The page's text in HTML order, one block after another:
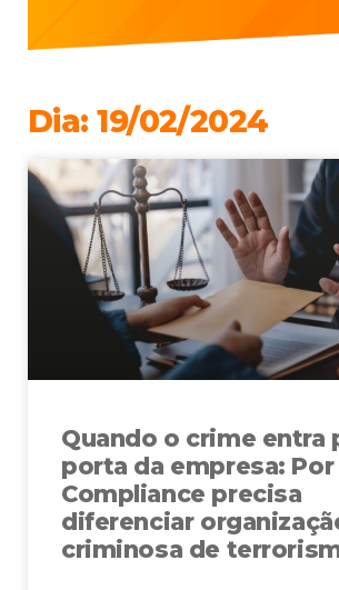
Dia: 19/02/2024
Quando o crime entra
porta da empresa: Por
Compliance precisa
diferenciar
criminosa de